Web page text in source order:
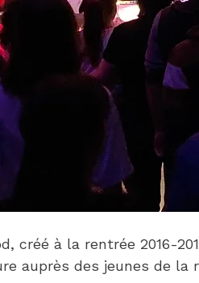
créé à la rentrée 2016-
auprès des jeunes de la